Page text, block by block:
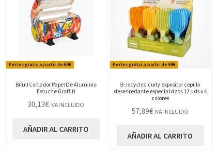
Portes gratis a partir de 69€
Bifull Cortador Papel De Aluminio
Estuche Graffiti
30,13€ IVA INCLUIDO
AÑADIR AL CARRITO
Portes gratis a partir de 69€
B-recycled curly expositor cepiilo
desenredante especial rizos 12 uds x 4
colores
57,89€ IVA INCLUIDO
AÑADIR AL CARRITO